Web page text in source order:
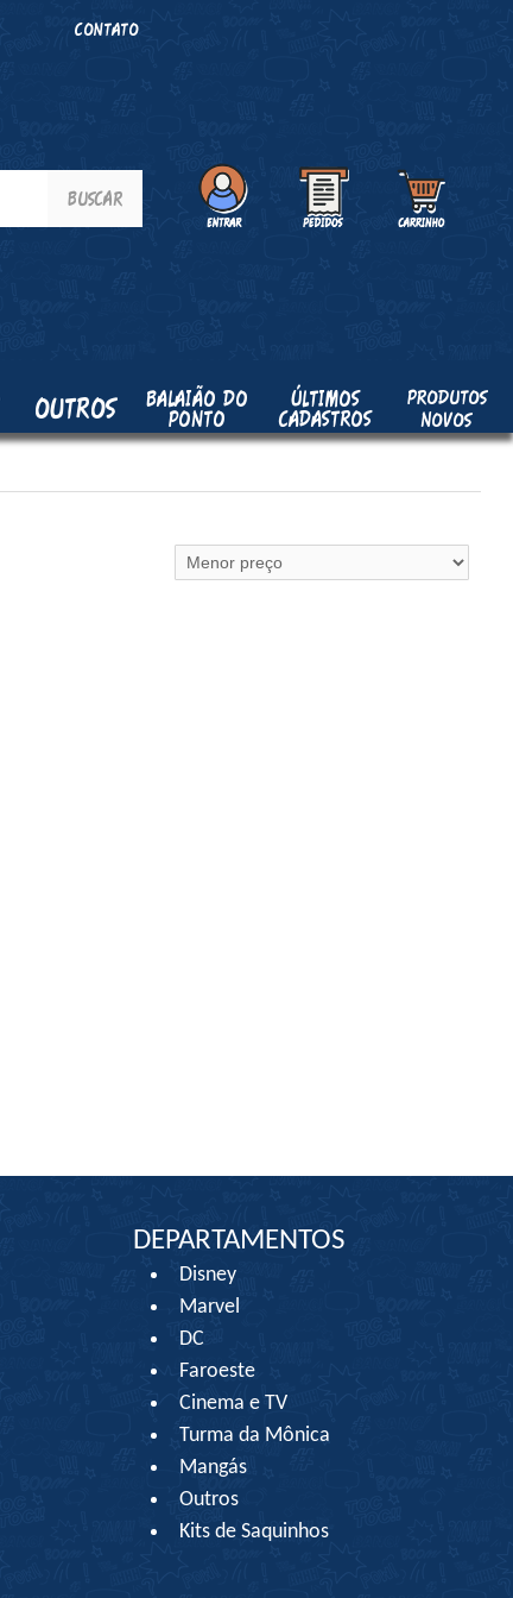
CONTATO
OUTROS BALAIÃO DO
PONTO
ÚLTIMOS
CADASTROS
PRODUTOS
NOVOS
DEPARTAMENTOS
Disney
Marvel
DC
Faroeste
Cinema e TV
Turma da Mônica
Mangás
Outros
Kits de Saquinhos